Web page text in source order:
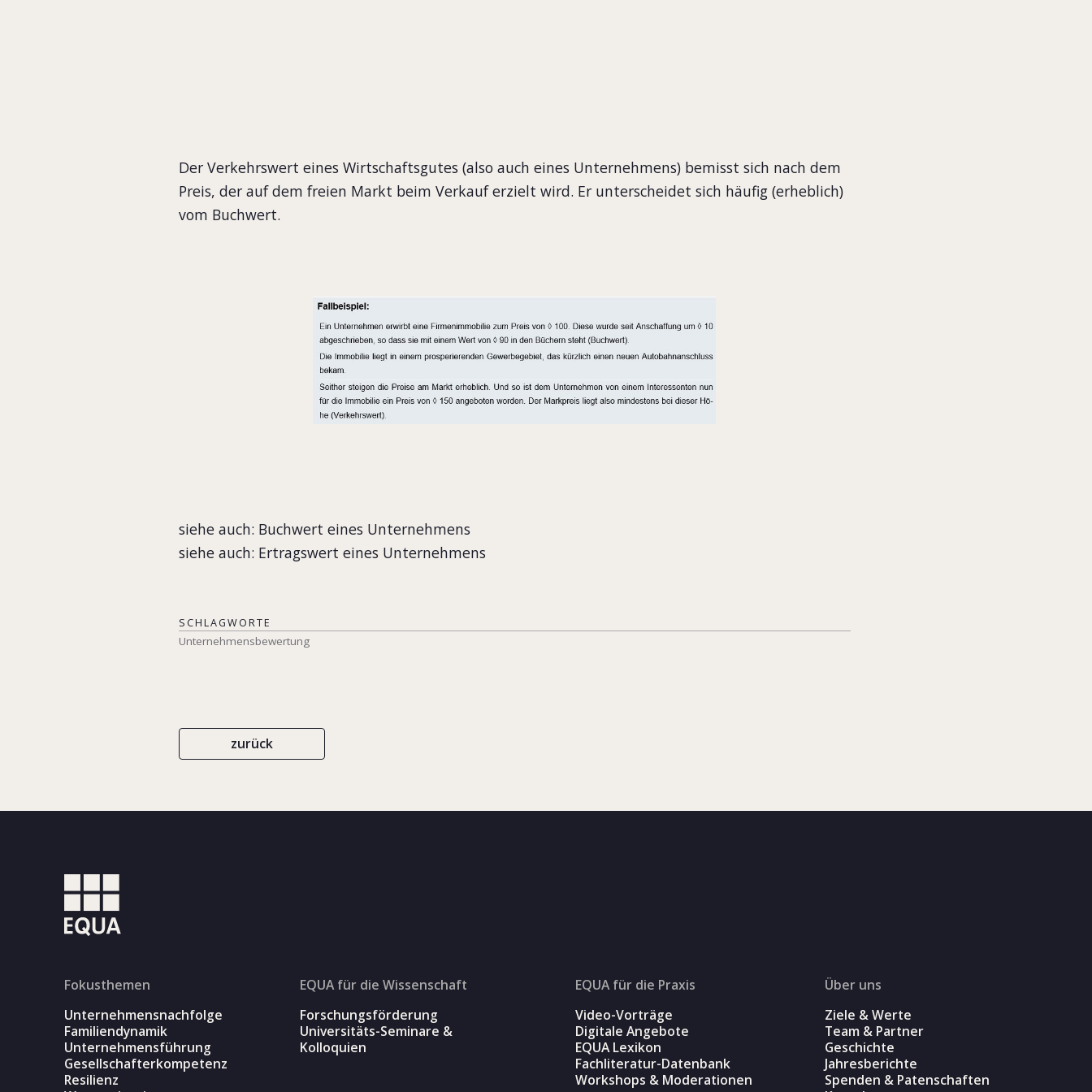
Der Verkehrswert eines Wirtschaftsgutes (also auch eines Unternehmens) bemisst sich nach dem
Preis, der auf dem freien Markt beim Verkauf erzielt wird. Er unterscheidet sich häufig (erheblich)
vom Buchwert.
siehe auch: Buchwert eines Unternehmens
siehe auch: Ertragswert eines Unternehmens
SCHLAGWORTE
Unternehmensbewertung
zurück
Fokusthemen
Unternehmensnachfolge
Familiendynamik
Unternehmensführung
Gesellschafterkompetenz
Resilienz
EQUA für die Wissenschaft
Forschungsförderung
Universitäts-Seminare &
Kolloquien
EQUA für die Praxis
Video-Vorträge
Digitale Angebote
EQUA Lexikon
Fachliteratur-Datenbank
Workshops & Moderationen
Über uns
Ziele & Werte
Team & Partner
Geschichte
Jahresberichte
Spenden & Patenschaften